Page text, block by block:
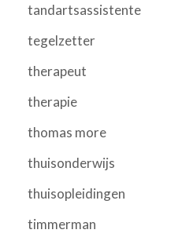
tandartsassistente
tegelzetter
therapeut
therapie
thomas more
thuisonderwijs
thuisopleidingen
timmerman